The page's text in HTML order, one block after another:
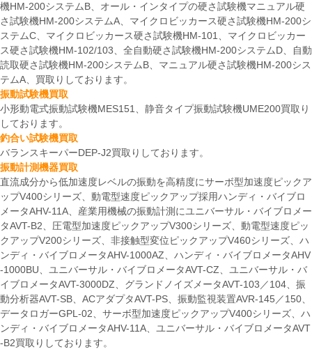
機HM-200システムB、オール・インタイプの硬さ試験機マニュアル硬
さ試験機HM-200システムA、マイクロビッカース硬さ試験機HM-200シ
ステムC、マイクロビッカース硬さ試験機HM-101、マイクロビッカー
ス硬さ試験機HM-102/103、全自動硬さ試験機HM-200システムD、自動
読取硬さ試験機HM-200システムB、マニュアル硬さ試験機HM-200シス
テムA、買取りしております。
振動試験機買取
小形動電式振動試験機MES151、静音タイプ振動試験機UME200買取り
しております。
釣合い試験機買取
バランスキーパーDEP-J2買取りしております。
振動計測機器買取
直流成分から低加速度レベルの振動を高精度にサーボ型加速度ピックア
ップV400シリーズ、動電型速度ピックアップ採用ハンディ・バイブロ
メータAHV-11A、産業用機械の振動計測にユニバーサル・バイブロメー
タAVT-B2、圧電型加速度ピックアップV300シリーズ、動電型速度ピッ
クアップV200シリーズ、非接触型変位ピックアップV460シリーズ、ハ
ンディ・バイブロメータAHV-1000AZ、ハンディ・バイブロメータAHV
-1000BU、ユニバーサル・バイブロメータAVT-CZ、ユニバーサル・バ
イブロメータAVT-3000DZ、グランドノイズメータAVT-103／104、振
動分析器AVT-SB、ACアダプタAVT-PS、振動監視装置AVR-145／150、
データロガーGPL-02、サーボ型加速度ピックアップV400シリーズ、ハ
ンディ・バイブロメータAHV-11A、ユニバーサル・バイブロメータAVT
-B2買取りしております。